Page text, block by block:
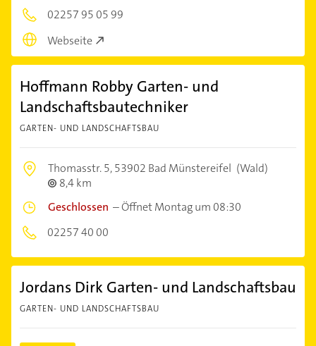
02257 95 05 99
Webseite
Hoffmann Robby Garten- und
Landschaftsbautechniker
GARTEN- UND LANDSCHAFTSBAU
Thomasstr. 5,53902 Bad Münstereifel (Wald)
8,4 km
Geschlossen –Öffnet Montag um 08:30
02257 40 00
Jordans Dirk Garten- und Landschaftsbau
GARTEN- UND LANDSCHAFTSBAU